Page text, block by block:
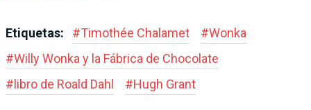
Etiquetas: #Timothée Chalamet #Wonka
#Willy Wonka y la Fábrica de Chocolate
# libro de Roald Dahl #Hugh Grant